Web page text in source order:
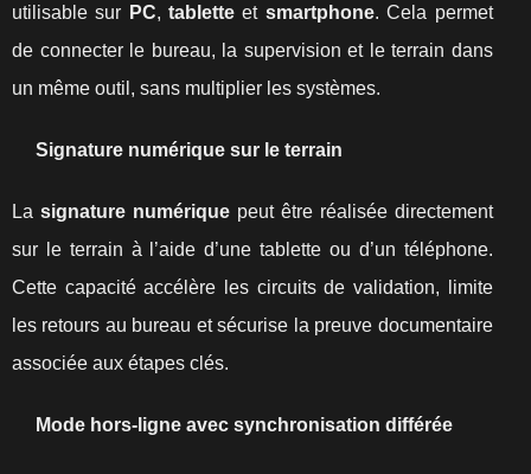
utilisable sur PC,tablette et smartphone. Cela permet
de connecter le bureau, la supervision et le terrain dans
un même outil, sans multiplier les systèmes.
Signature numérique sur le terrain
La signature numériquepeut être réalisée directement
sur le terrain à l’aide d’une tablette ou d’un téléphone.
Cette capacité accélère les circuits de validation, limite
les retours au bureau et sécurise la preuve documentaire
associée aux étapes clés.
Mode hors-ligne avec synchronisation différée